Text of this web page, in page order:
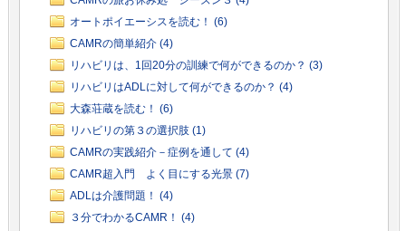
オートポイエーシスを読む！ (6)
CAMRの簡単紹介 (4)
リハビリは、1回20分の訓練で何ができるのか？ (3)
リハビリはADLに対して何ができるのか？ (4)
大森荘蔵を読む！ (6)
リハビリの第３の選択肢 (1)
CAMRの実践紹介－症例を通して (4)
CAMR超入門 よく目にする光景 (7)
ADLは介護問題！ (4)
３分でわかるCAMR！ (4)